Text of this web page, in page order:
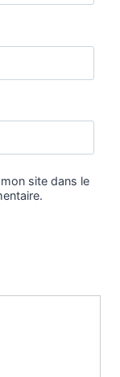
site dans le